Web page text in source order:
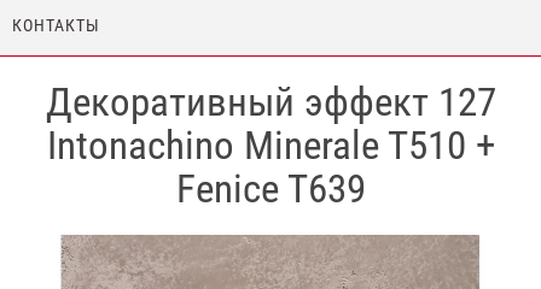
КОНТАКТЫ
Декоративный эффект 127
Intonachino Minerale T510 +
Fenice T639